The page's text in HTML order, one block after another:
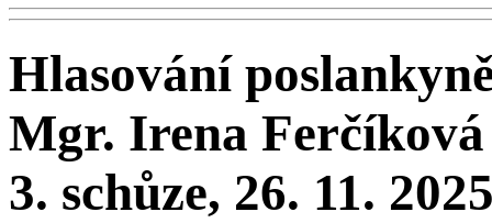
Hlasování
Mgr. Irena
3. schůze, 26. 11.